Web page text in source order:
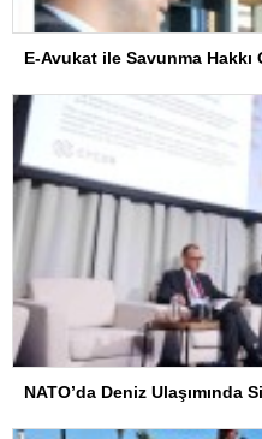
E-Avukat ile Savunma Hakkı
NATO’da Deniz Ulaşımında